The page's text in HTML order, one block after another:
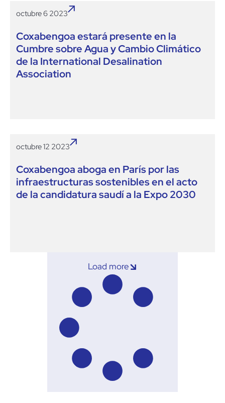
octubre 6 2023
Coxabengoa estará presente en la
Cumbre sobre Agua y Cambio Climático
de la International Desalination
Association
octubre 12 2023
Coxabengoa aboga en París por las
infraestructuras sostenibles en el acto
de la candidatura saudí a la Expo 2030
Load more